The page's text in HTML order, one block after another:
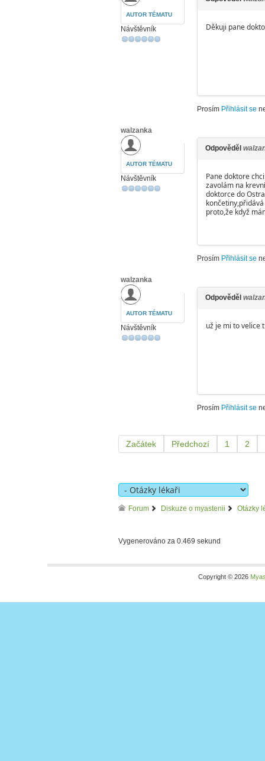
AUTOR TÉMATU
Návštěvník Děkuji pane
Prosím Přihlásit se
walzanka
AUTOR TÉMATU
Návštěvník
Odpověděl
Pane doktore
zavolám na
doktorce do
proto,že když
Prosím Přihlásit se
walzanka
AUTOR TÉMATU
Návštěvník
Odpověděl
už je mi to velice
Prosím Přihlásit se
Začátek Předchozí 1 2
Forum Diskuze o myastenii Otázky
Vygenerováno za 0.469 sekund
Copyright © 2026